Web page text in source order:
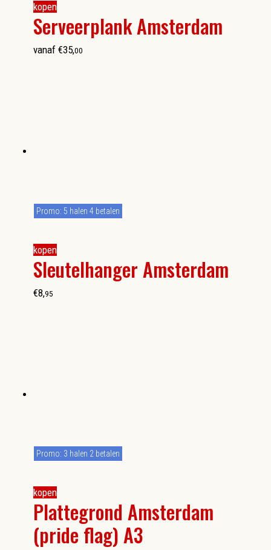
kopen
Serveerplank Amsterdam
vanaf €35,00
kopen
Sleutelhanger Amsterdam
Promo: 5 halen 4 betalen
€8,95
kopen
Plattegrond Amsterdam
(pride flag) A3
Promo: 3 halen 2 betalen